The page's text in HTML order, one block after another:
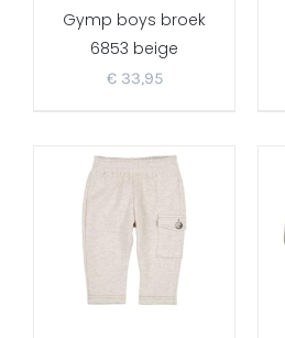
Gymp boys broek
6853 beige
€33,95